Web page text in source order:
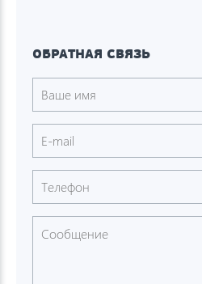
ОБРАТНАЯ СВЯЗЬ